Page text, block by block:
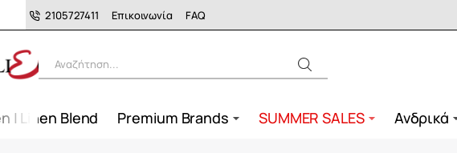
2105727411 Επικοινωνία FAQ
Αναζήτηση...
| Linen Blend Premium Brands SUMMER SALES Ανδρικά